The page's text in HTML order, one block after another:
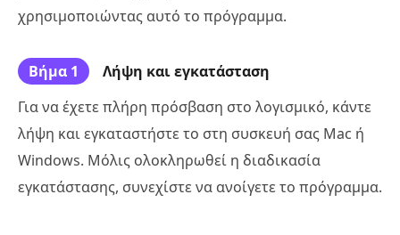
χρησιμοποιώντας αυτό το πρόγραμμα.
Βήμα 1
Λήψη και εγκατάσταση
Για να έχετε πλήρη πρόσβαση στο λογισμικό, κάντε
λήψη και εγκαταστήστε το στη συσκευή σας Mac ή
Windows. Μόλις ολοκληρωθεί η διαδικασία
εγκατάστασης, συνεχίστε να ανοίγετε το πρόγραμμα.